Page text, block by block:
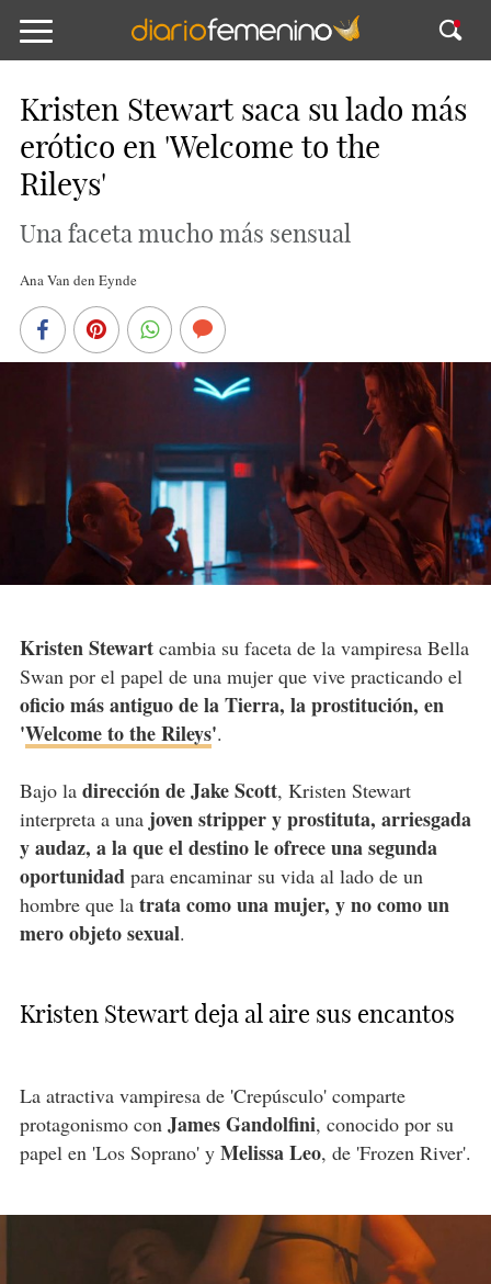
Kristen Stewart saca su lado más
erótico en 'Welcome to the
Rileys'
Una faceta mucho más sensual
Ana Van den Eynde
Kristen Stewartcambia su faceta de la vampiresa Bella
Swan por el papel de una mujer que vive practicando el
oficio más antiguo de la Tierra, la prostitución, en
'Welcome to the Rileys'.
Bajo la dirección de Jake Scott, Kristen Stewart
interpreta a una joven stripper y prostituta, arriesgada
y audaz, a la que el destino le ofrece una segunda
oportunidadpara encaminar su vida al lado de un
hombre que la trata como una mujer, y no como un
mero objeto sexual.
Kristen Stewart deja al aire sus encantos
La atractiva vampiresa de 'Crepúsculo' comparte
protagonismo con James Gandolfini, conocido por su
papel en 'Los Soprano' y Melissa Leo, de 'Frozen River'.